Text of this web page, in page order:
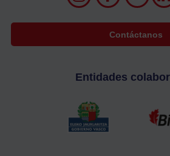
Contáctanos
Entidades